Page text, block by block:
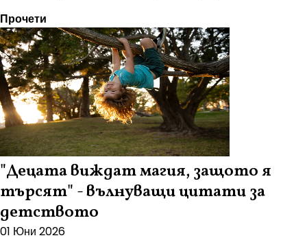
Прочети
"Децата виждат магия, защото я
търсят" - вълнуващи цитати за
детството
01 Юни 2026